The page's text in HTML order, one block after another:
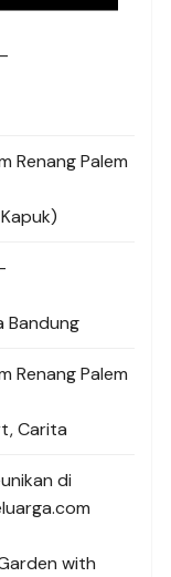
Renang Palem
Bandung
Renang Palem
Carita
di
with